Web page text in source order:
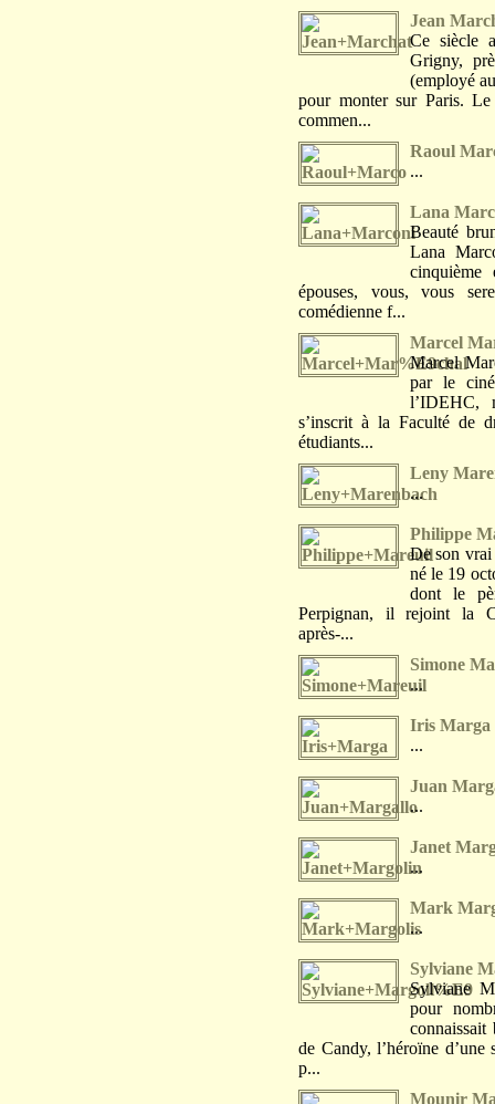
Jean
Ce siècle
Grigny,
(employé
pour monter sur Paris. Le
commen...
Raoul
...
Lana
Beauté
Lana
cinquième
épouses, vous, vous
comédienne f...
Marcel
Marcel
par le
l’IDEHC,
s’inscrit à la Faculté de
étudiants...
Leny
...
Philippe
De son
né le 19
dont le
Perpignan, il rejoint la
après-...
Simone
...
Iris Marga
...
Juan
...
Janet
...
Mark
...
Sylviane
Sylviane
pour
de Candy, l’héroïne
p...
Mounir